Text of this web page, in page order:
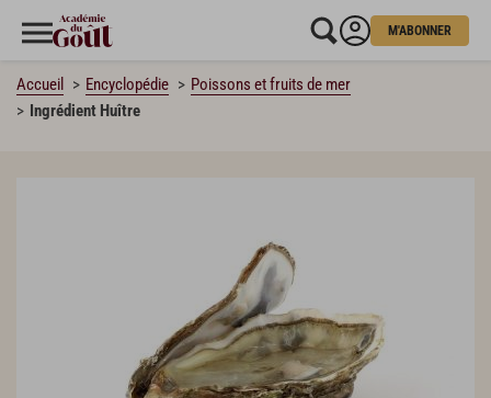
M'ABONNER
Accueil Encyclopédie
Poissons et fruits de mer
Ingrédient Huître